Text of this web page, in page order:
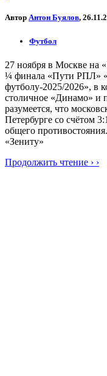
Автор Антон Буялов,
Футбол
27 ноября в Москве на
¼ финала «Пути РПЛ»
футболу-2025/2026», в
столичное «Динамо» и
разумеется, что
Петербурге со счётом
общего
«Зениту»
Продолжить чтение › ›